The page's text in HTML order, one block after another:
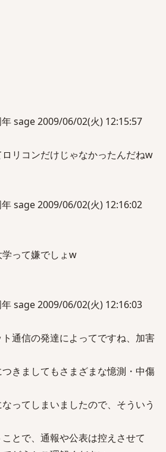
sage 2009/06/02(火) 12:15:57
リコンだけじゃなかったんだねw
sage 2009/06/02(火) 12:16:02
って嫌でしょw
sage 2009/06/02(火) 12:16:03
ト通信の発達によってですね、加害
きましてもさまざまな憶測・中傷
ってしまいましたので、そういう
とで、通報や公表は控えさせて